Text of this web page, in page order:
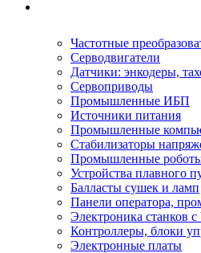
Частотные
Серводвигатели
Датчики: энкодеры,
Сервоприводы
Промышленные ИБП
Источники питания
Промышленные
Стабилизаторы
Промышленные
Устройства плавного
Балласты сушек и ламп
Панели оператора,
Электроника станков
Контроллеры, блоки
Электронные платы